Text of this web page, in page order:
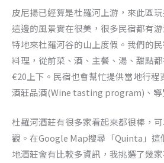
皮尼揚已經算是杜羅河上游，來此區
這邊的風景實在很美，很多民宿都有
特地來杜羅河谷的山上度假。我們的
料理，從前菜、酒、主餐、湯、甜點
€20上下。民宿也會幫忙提供當地行程
酒莊品酒(Wine tasting program)、
杜羅河酒莊有很多家看起來都很棒，
觀。在Google Map搜尋「Quinta」這
地酒莊會有比較多資訊，我挑選了幾